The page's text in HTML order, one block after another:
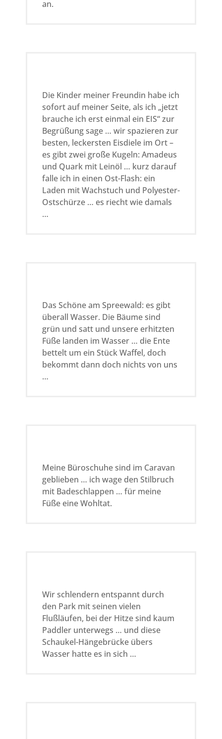
an.
Die Kinder meiner Freundin habe ich
sofort auf meiner Seite, als ich „jetzt
brauche ich erst einmal ein EIS“ zur
Begrüßung sage … wir spazieren zur
besten, leckersten Eisdiele im Ort –
es gibt zwei große Kugeln: Amadeus
und Quark mit Leinöl … kurz darauf
falle ich in einen Ost-Flash: ein
Laden mit Wachstuch und Polyester-
Ostschürze … es riecht wie damals
…
Das Schöne am Spreewald: es gibt
überall Wasser. Die Bäume sind
grün und satt und unsere erhitzten
Füße landen im Wasser … die Ente
bettelt um ein Stück Waffel, doch
bekommt dann doch nichts von uns
…
Meine Büroschuhe sind im Caravan
geblieben … ich wage den Stilbruch
mit Badeschlappen … für meine
Füße eine Wohltat.
Wir schlendern entspannt durch
den Park mit seinen vielen
Flußläufen, bei der Hitze sind kaum
Paddler unterwegs … und diese
Schaukel-Hängebrücke übers
Wasser hatte es in sich …